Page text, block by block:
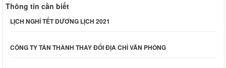
Thông tin cần biết
LỊCH NGHỈ TẾT DƯƠNG LỊCH 2021
CÔNG TY TÂN THÀNH THAY ĐỔI ĐỊA CHỈ VĂN PHÒNG